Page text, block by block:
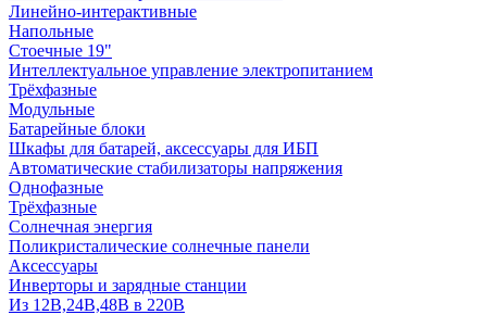
Линейно-интерактивные
Напольные
Стоечные 19"
Интеллектуальное управление электропитанием
Трёхфазные
Модульные
Батарейные блоки
Шкафы для батарей, аксессуары для ИБП
Автоматические стабилизаторы напряжения
Однофазные
Трёхфазные
Солнечная энергия
Поликристалические солнечные панели
Аксессуары
Инверторы и зарядные станции
Из 12В,24В,48В в 220В